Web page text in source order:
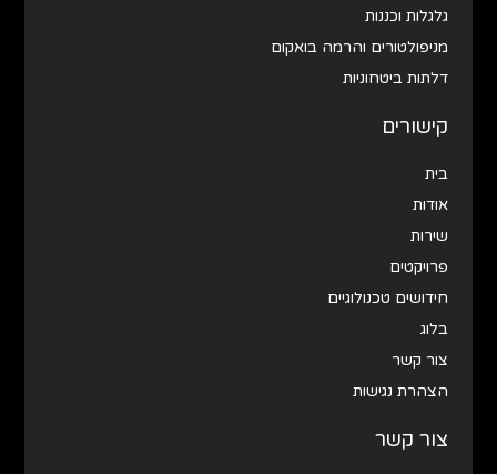
גלגלות וכננות
מניפולטורים והרמה בואקום
דלתות ביטחוניות
קישורים
בית
אודות
שירות
פרויקטים
חידושים טכנולוגיים
בלוג
צור קשר
הצהרת נגישות
צור קשר